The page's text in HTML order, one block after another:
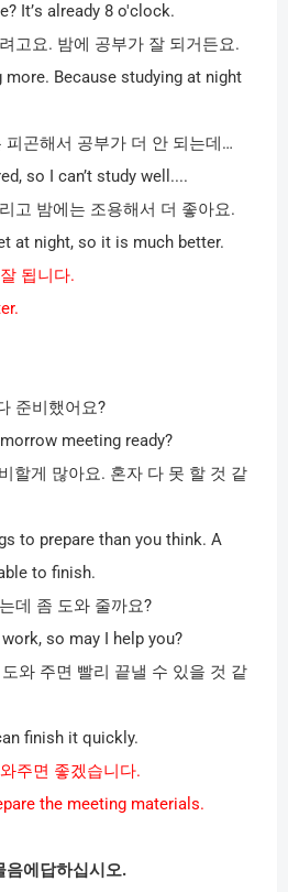
It’s already 8 o'clock.
고요. 밤에 공부가 잘 되거든요.
more. Because studying at night
피곤해서 공부가 더 안 되는데…
so I can’t study well....
고 밤에는 조용해서 더 좋아요.
at night, so it is much better.
됩니다.
준비했어요?
meeting ready?
할게 많아요. 혼자 다 못 할 것 같
to prepare than you think. A
to finish.
데 좀 도와 줄까요?
work, so may I help you?
와 주면 빨리 끝낼 수 있을 것 같
finish it quickly.
주면 좋겠습니다.
the meeting materials.
음에답하십시오.